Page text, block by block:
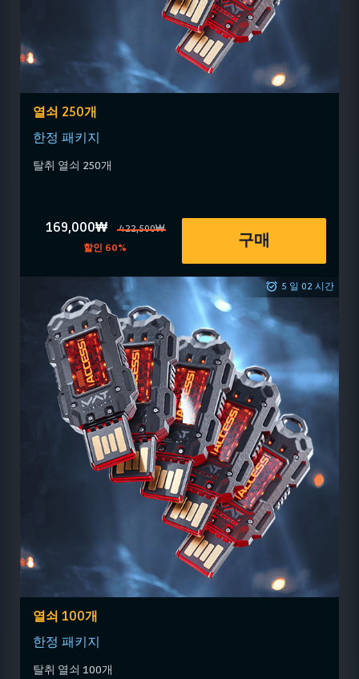
열쇠 250개
한정 패키지
탈취 열쇠 250개
169,000₩
422,500₩
할인 60%
구매
5 일 02 시간
열쇠 100개
한정 패키지
탈취 열쇠 100개